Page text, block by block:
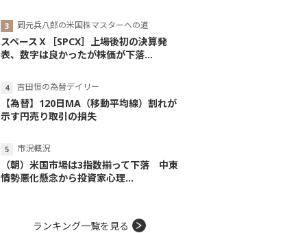
岡元兵八郎の米国株マスターへの道
スペースＸ［SPCX］上場後初の決算発
表、数字は良かったが株価が下落...
吉田恒の為替デイリー
【為替】120日MA（移動平均線）割れが
示す円売り取引の損失
市況概況
（朝）米国市場は3指数揃って下落 中東
情勢悪化懸念から投資家心理...
ランキング一覧を見る